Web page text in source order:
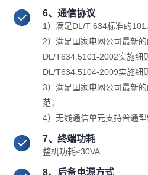
6、通信协议
1）满足DL/T 634标准的101
2）满足国家电网公司最新
DL/T634.5101-2002实施细
DL/T634.5104-2009实施细
3）满足国家电网公司最新
范；
4）无线通信单元支持普通
7、终端功耗
整机功耗≤30VA
8、后备电源方式